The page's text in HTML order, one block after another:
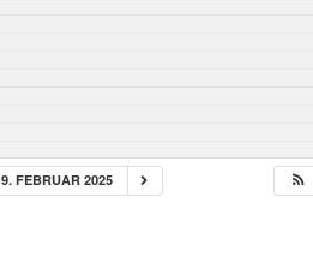
9. FEBRUAR 2025